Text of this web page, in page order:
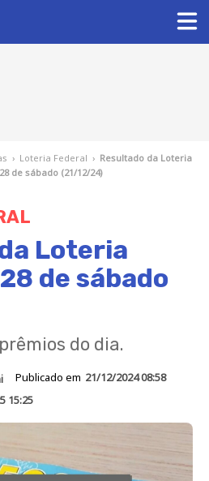
› Loteria Federal › Resultado da Loteria
de sábado (21/12/24)
Loteria
de sábado
do dia.
Publicado em 21/12/2024 08:58
15:25